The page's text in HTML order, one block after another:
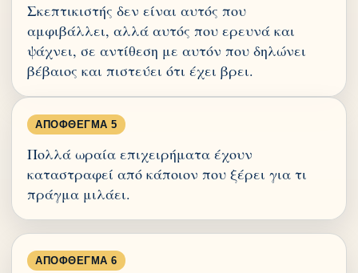
Σκεπτικιστής δεν είναι αυτός που
αμφιβάλλει, αλλά αυτός που ερευνά και
ψάχνει, σε αντίθεση με αυτόν που δηλώνει
βέβαιος και πιστεύει ότι έχει βρει.
ΑΠΌΦΘΕΓΜΑ 5
Πολλά ωραία επιχειρήματα έχουν
καταστραφεί από κάποιον που ξέρει για τι
πράγμα μιλάει.
ΑΠΌΦΘΕΓΜΑ 6